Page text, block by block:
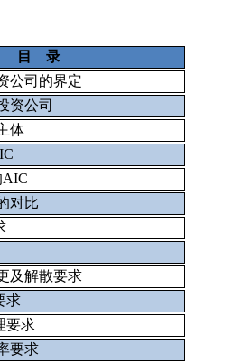
目 录
公司的界定
资公司
体
AIC
对比
及解散要求
求
要求
要求